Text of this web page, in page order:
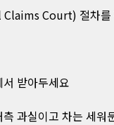
Claims Court) 절차를
받아두세요
과실이고 차는 세워